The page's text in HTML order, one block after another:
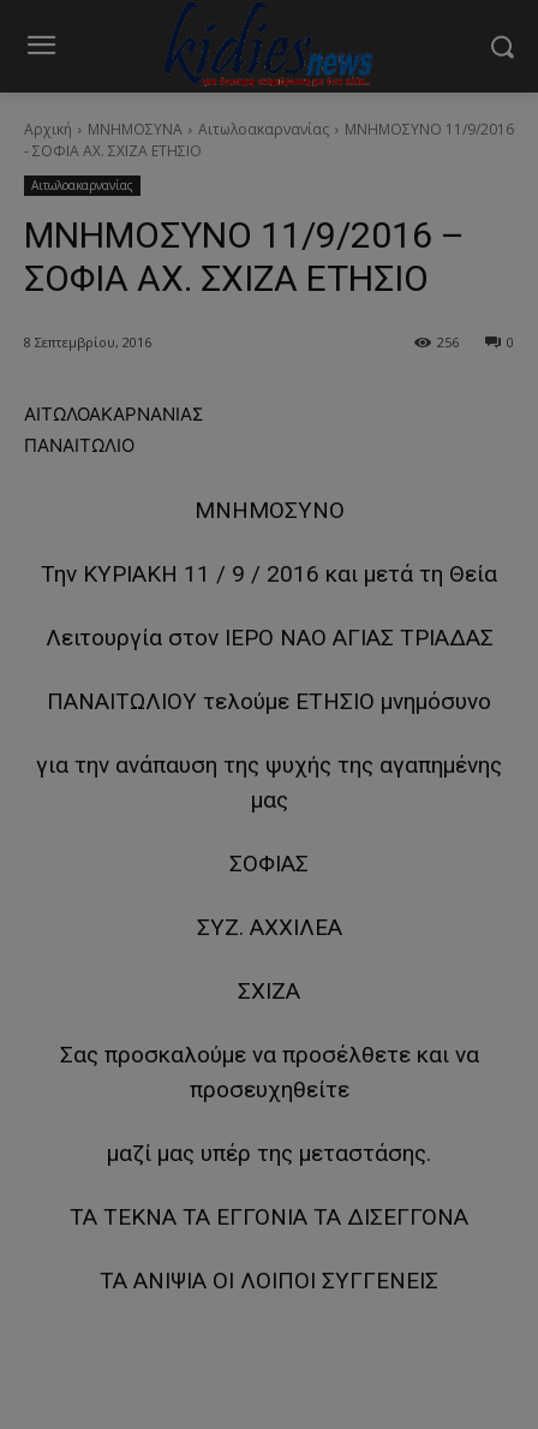
Αρχική ΜΝΗΜΟΣΥΝΑ Αιτωλοακαρνανίας
ΜΝΗΜΟΣΥΝΟ 11/9/2016
- ΣΟΦΙΑ ΑΧ. ΣΧΙΖΑ ΕΤΗΣΙΟ
Αιτωλοακαρνανίας
ΜΝΗΜΟΣΥΝΟ 11/9/2016 –
ΣΟΦΙΑ ΑΧ. ΣΧΙΖΑ ΕΤΗΣΙΟ
8 Σεπτεμβρίου, 2016 0
256
ΑΙΤΩΛΟΑΚΑΡΝΑΝΙΑΣ
ΠΑΝΑΙΤΩΛΙΟ
ΜΝΗΜΟΣΥΝΟ
Την ΚΥΡΙΑΚΗ 11 / 9 / 2016 και μετά τη Θεία
Λειτουργία στον ΙΕΡΟ ΝΑΟ ΑΓΙΑΣ ΤΡΙΑΔΑΣ
ΠΑΝΑΙΤΩΛΙΟΥ τελούμε ΕΤΗΣΙΟ μνημόσυνο
για την ανάπαυση της ψυχής της αγαπημένης
μας
ΣΟΦΙΑΣ
ΣΥΖ. ΑΧΧΙΛΕΑ
ΣΧΙΖΑ
Σας προσκαλούμε να προσέλθετε και να
προσευχηθείτε
μαζί μας υπέρ της μεταστάσης.
ΤΑ ΤΕΚΝΑ ΤΑ ΕΓΓΟΝΙΑ ΤΑ ΔΙΣΕΓΓΟΝΑ
ΤΑ ΑΝΙΨΙΑ ΟΙ ΛΟΙΠΟΙ ΣΥΓΓΕΝΕΙΣ